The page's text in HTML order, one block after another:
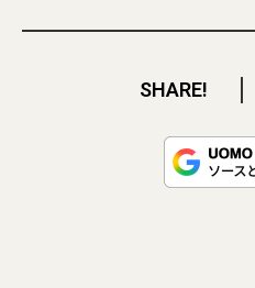
SHARE!